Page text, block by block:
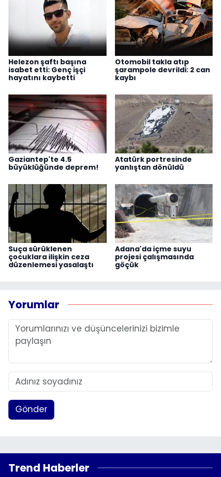
Helezon şaftı başına
isabet etti: Genç işçi
hayatını kaybetti
Otomobil takla atıp
şarampole devrildi: 2 can
kaybı
Gaziantep'te 4.5
büyüklüğünde deprem!
Atatürk portresinde
yanlıştan dönüldü
Suça sürüklenen
çocuklara ilişkin ceza
düzenlemesi yasalaştı
Adana'da içme suyu
projesi çalışmasında
göçük
Yorumlar
Gönder
Trend Haberler